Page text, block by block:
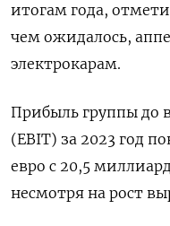
итогам года,
чем ожидалось,
электрокарам.
Прибыль группы до
(EBIT) за 2023 год
евро с 20,5
несмотря на рост